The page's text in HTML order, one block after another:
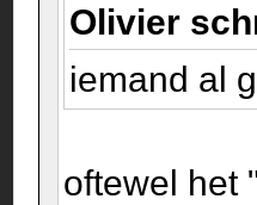
Olivier
iemand al
oftewel het